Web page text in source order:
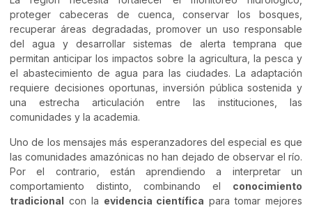
proteger cabeceras de cuenca, conservar los bosques,
recuperar áreas degradadas, promover un uso responsable
del agua y desarrollar sistemas de alerta temprana que
permitan anticipar los impactos sobre la agricultura, la pesca y
el abastecimiento de agua para las ciudades. La adaptación
requiere decisiones oportunas, inversión pública sostenida y
una estrecha articulación entre las instituciones, las
comunidades y la academia.
Uno de los mensajes más esperanzadores del especial es que
las comunidades amazónicas no han dejado de observar el río.
Por el contrario, están aprendiendo a interpretar un
comportamiento distinto, combinando el conocimiento
tradicional con la evidencia científica para tomar mejores